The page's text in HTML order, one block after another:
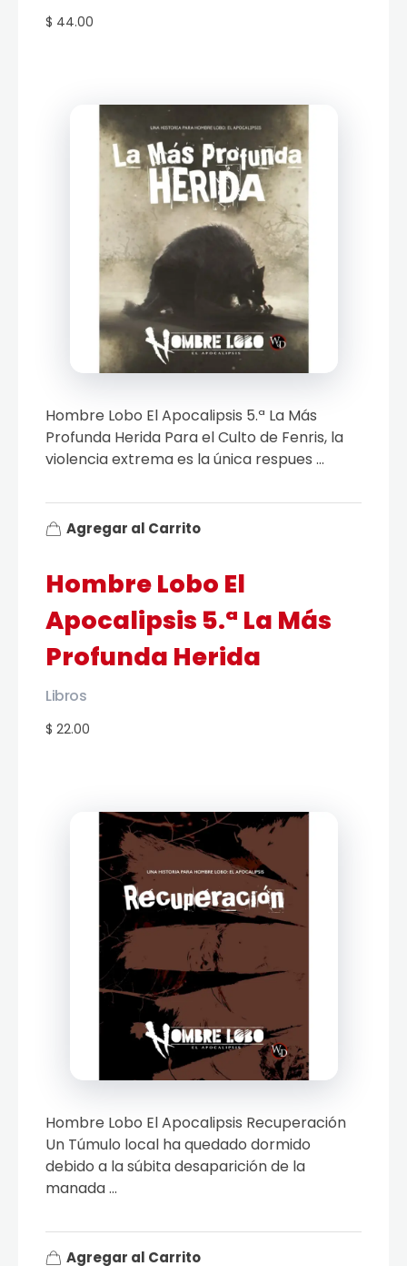
$ 44.00
Hombre Lobo El
Apocalipsis 5.ª La Más
Profunda Herida
$ 22.00
Libros
Hombre Lobo El Apocalipsis 5.ª La Más
Profunda Herida Para el Culto de Fenris, la
violencia extrema es la única respues ...
Agregar al Carrito
Hombre Lobo El Apocalipsis Recuperación
Un Túmulo local ha quedado dormido
debido a la súbita desaparición de la
manada ...
Agregar al Carrito